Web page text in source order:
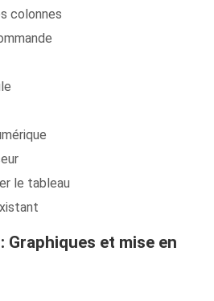
colonnes
le tableau
et mise en